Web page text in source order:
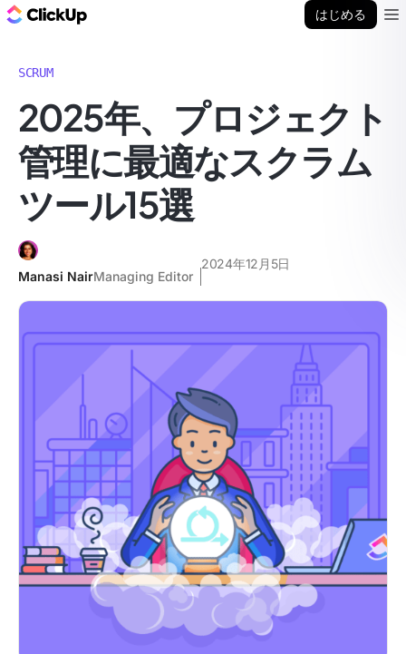
はじめる
SCRUM
2025年、プロジェクト
管理に最適なスクラム
ツール15選
Manasi NairManaging Editor
2024年12月5日